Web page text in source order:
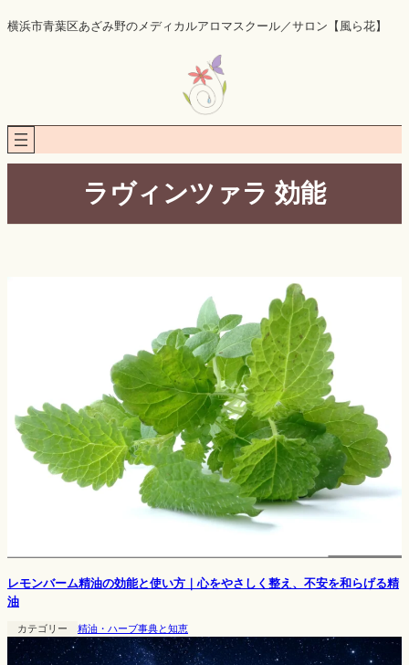
容
プ
横浜市青葉区あざみ野のメディカルアロマスクール／サロン【風ら花】
ラヴィンツァラ 効能
レモンバーム精油の効能と使い方｜心をやさしく整え、不安を和らげる精
油
カテゴリー 精油・ハーブ事典と知恵